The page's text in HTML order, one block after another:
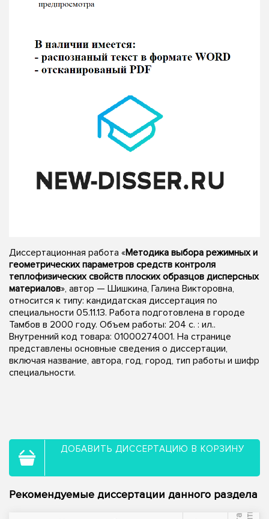
Диссертационная работа «Методика выбора режимных и
геометрических параметров средств контроля
теплофизических свойств плоских образцов дисперсных
материалов», автор — Шишкина, Галина Викторовна,
относится к типу: кандидатская диссертация по
специальности 05.11.13. Работа подготовлена в городе
Тамбов в 2000 году. Объем работы: 204 с. : ил..
Внутренний код товара: 01000274001. На странице
представлены основные сведения о диссертации,
включая название, автора, год, город, тип работы и шифр
специальности.
ДОБАВИТЬ ДИССЕРТАЦИЮ В КОРЗИНУ
Рекомендуемые диссертации данного раздела